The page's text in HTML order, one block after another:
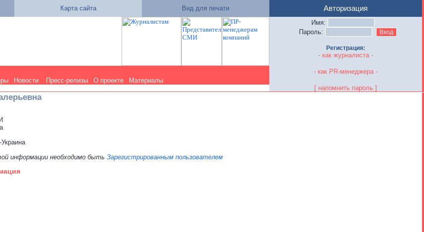
Карта сайта Вид для печати
Новости Пресс-релизы О проекте Материалы
Авторизация
Имя:
Пароль:
Регистрация:
- как журналиста -
- как PR-менеджера -
[ напомнить пароль ]
информации необходимо быть Зарегистрированным пользователем